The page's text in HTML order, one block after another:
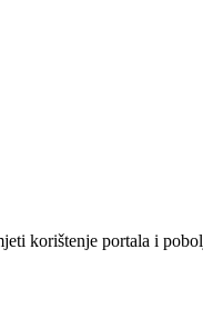
korištenje portala i